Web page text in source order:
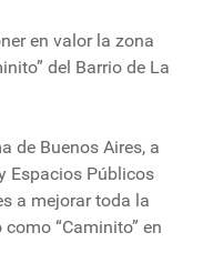
en valor la zona
del Barrio de La
de Buenos Aires, a
Espacios Públicos
a mejorar toda la
“Caminito” en